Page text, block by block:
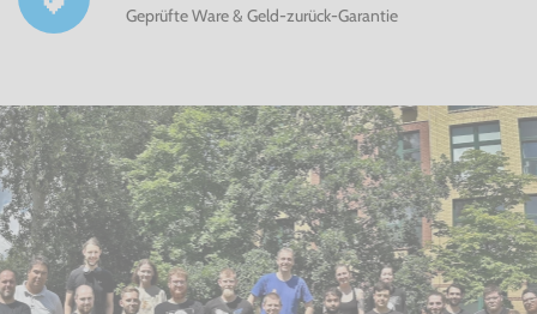
Geprüfte Ware & Geld-zurück-Garantie